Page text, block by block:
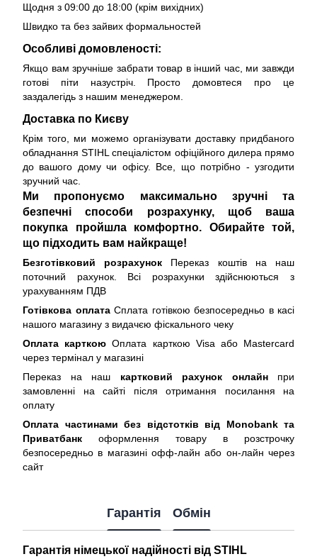
Щодня з 09:00 до 18:00 (крім вихідних)
Швидко та без зайвих формальностей
Особливі домовленості:
Якщо вам зручніше забрати товар в інший час, ми завжди
готові піти назустріч. Просто домовтеся про це
заздалегідь з нашим менеджером.
Доставка по Києву
Крім того, ми можемо організувати доставку придбаного
обладнання STIHL спеціалістом офіційного дилера прямо
до вашого дому чи офісу. Все, що потрібно - узгодити
зручний час.
Ми пропонуємо максимально зручні та
безпечні способи розрахунку, щоб ваша
покупка пройшла комфортно. Обирайте той,
що підходить вам найкраще!
Безготівковий розрахунок Переказ коштів на наш
поточний рахунок. Всі розрахунки здійснюються з
урахуванням ПДВ
Готівкова оплатаСплата готівкою безпосередньо в касі
нашого магазину з видачєю фіскального чеку
Оплата карткою Оплата карткою Visa або Mastercard
через термінал у магазині
Переказ на наш картковий рахунок онлайнпри
замовленні на сайті після отримання посилання на
оплату
Оплата частинами без відстотків від Monobank та
Приватбанк оформлення товару в розстрочку
безпосередньо в магазині офф-лайн або он-лайн через
сайт
Гарантія Обмін
Гарантія німецької надійності від STIHL